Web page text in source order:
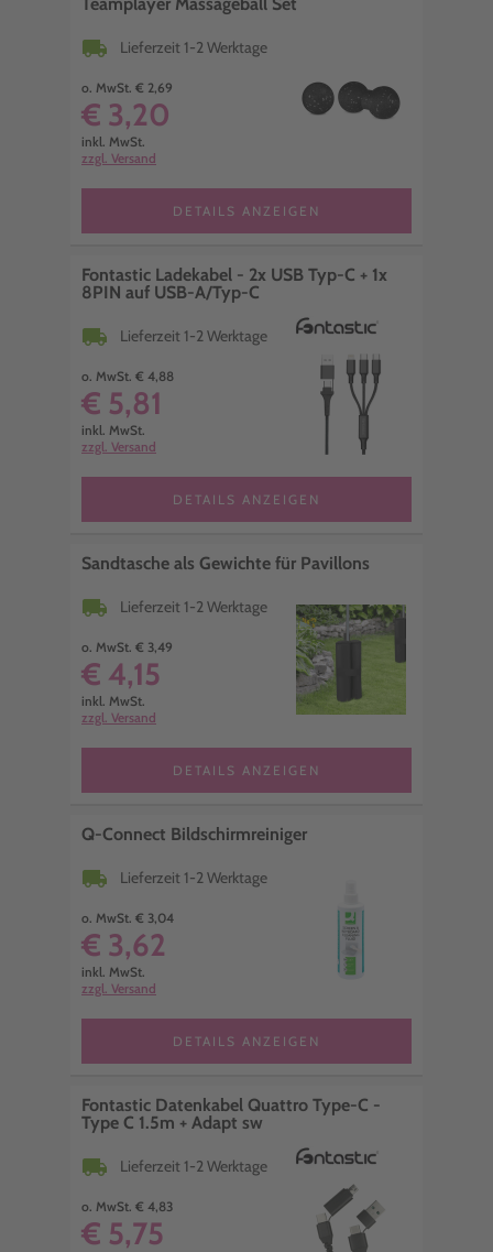
local_shipping Lieferzeit 1-2 Werktage
o. MwSt. € 2,69
€ 3,20
inkl. MwSt.
zzgl. Versand
DETAILS ANZEIGEN
Fontastic Ladekabel - 2x USB Typ-C + 1x
8PIN auf USB-A/Typ-C
local_shipping Lieferzeit 1-2 Werktage
o. MwSt. € 4,88
€ 5,81
inkl. MwSt.
zzgl. Versand
DETAILS ANZEIGEN
Sandtasche als Gewichte für Pavillons
local_shipping Lieferzeit 1-2 Werktage
o. MwSt. € 3,49
€ 4,15
inkl. MwSt.
zzgl. Versand
DETAILS ANZEIGEN
Q-Connect Bildschirmreiniger
local_shipping Lieferzeit 1-2 Werktage
o. MwSt. € 3,04
€ 3,62
inkl. MwSt.
zzgl. Versand
DETAILS ANZEIGEN
Fontastic Datenkabel Quattro Type-C -
Type C 1.5m + Adapt sw
local_shipping Lieferzeit 1-2 Werktage
o. MwSt. € 4,83
€ 5,75